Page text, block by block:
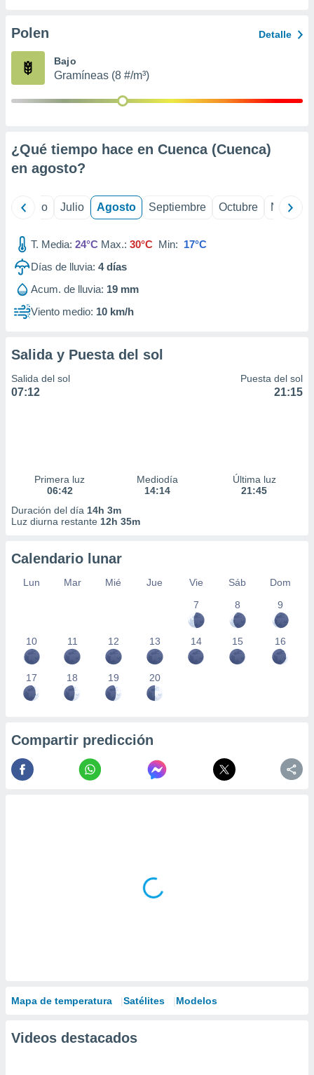
e
mediante
publicidad
publicidad
de
Polen Detalle
Bajo
Gramíneas (8 #/m³)
¿Qué tiempo hace en Cuenca (Cuenca)
en agosto?
Junio Julio Agosto Septiembre Octubre
T. Media: 24°C Max.: 30°C Min: 17°C
Días de lluvia: 4días
Acum. de lluvia: 19 mm
Viento medio: 10 km/h
Salida y Puesta del sol
Salida del sol
07:12
Puesta del sol
21:15
Primera luz
06:42
Mediodía
14:14
Última luz
21:45
Duración del día 14h 3m
Luz diurna restante 12h 35m
Calendario lunar
Lun Mar Mié Jue Vie Sáb
Dom
7
8 9
10 11 12 13 14 15 16
17 18 19 20
Compartir predicción
Mapa de temperatura Satélites Modelos
Videos destacados